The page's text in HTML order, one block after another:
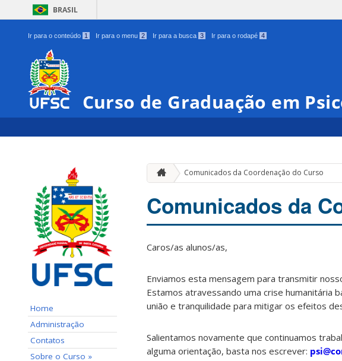
BRASIL
Ir para o conteúdo 1 Ir para o menu 2 Ir para a busca 3 Ir para o rodapé 4
Curso de Graduação em
Home
Administração
Contatos
Sobre o Curso »
Comunicados da Coordenação do Curso
Comunicados da
Caros/as alunos/as,
Enviamos esta mensagem para transmitir
Estamos atravessando uma crise humanitária
união e tranquilidade para mitigar os efeitos
Salientamos novamente que continuamos
alguma orientação, basta nos escrever: